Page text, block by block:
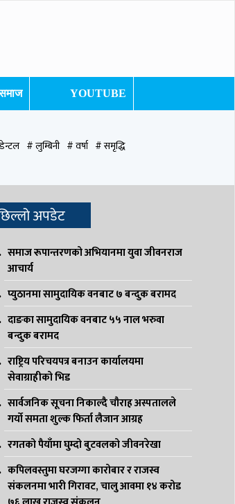
YOUTUBE
# लुम्बिनी # वर्षा # समृद्धि
# बुटवल उपमहान # स्वास्थ्य # निर्वाचन # पाल्पा
अपडेट
समाज रूपान्तरणको अभियानमा युवा जीवनराज
आचार्य
प्युठानमा सामुदायिक वनबाट ७ बन्दुक बरामद
दाङका सामुदायिक वनबाट ५५ नाल भरुवा
बन्दुक बरामद
राष्ट्रिय परिचयपत्र बनाउन कार्यालयमा
सेवाग्राहीको भिड
सार्वजनिक सूचना निकाल्दै चौराह अस्पतालले
गर्यो समता शुल्क फिर्ता लैजान आग्रह
रगतको पैयाँमा घुम्दो बुटवलको जीवनरेखा
कपिलवस्तुमा घरजग्गा कारोबार र राजस्व
संकलनमा भारी गिरावट, चालु आवमा १४ करोड